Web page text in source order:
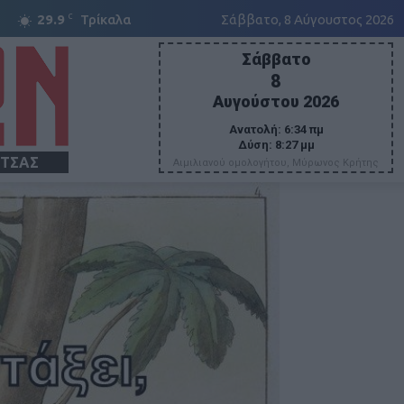
29.9 C Τρίκαλα Σάββατο, 8 Αύγουστος 2026
Σάββατο
8
Αυγούστου 2026
Ανατολή: 6:34 πμ
Δύση: 8:27 μμ
Αιμιλιανού ομολογήτου, Μύρωνος Κρήτης